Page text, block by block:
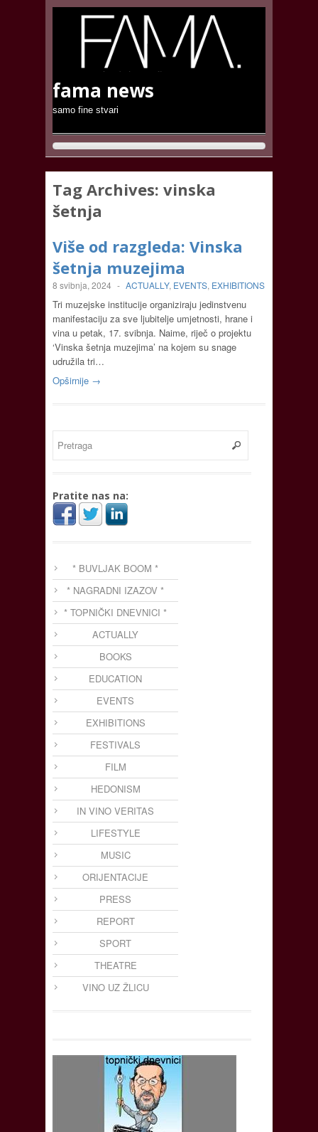
fama news
samo fine stvari
Tag Archives: vinska
šetnja
Više od razgleda: Vinska
šetnja muzejima
8 svibnja, 2024 - ACTUALLY, EVENTS, EXHIBITIONS
Tri muzejske institucije organiziraju jedinstvenu
manifestaciju za sve ljubitelje umjetnosti, hrane i
vina u petak, 17. svibnja. Naime, riječ o projektu
‘Vinska šetnja muzejima’ na kojem su snage
udružila tri…
Opširnije →
Pratite nas na:
* BUVLJAK BOOM *
* NAGRADNI IZAZOV *
* TOPNIČKI DNEVNICI *
ACTUALLY
BOOKS
EDUCATION
EVENTS
EXHIBITIONS
FESTIVALS
FILM
HEDONISM
IN VINO VERITAS
LIFESTYLE
MUSIC
ORIJENTACIJE
PRESS
REPORT
SPORT
THEATRE
VINO UZ ŽLICU